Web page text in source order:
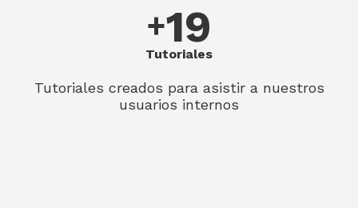
+19
Tutoriales
Tutoriales creados para asistir a nuestros
usuarios internos